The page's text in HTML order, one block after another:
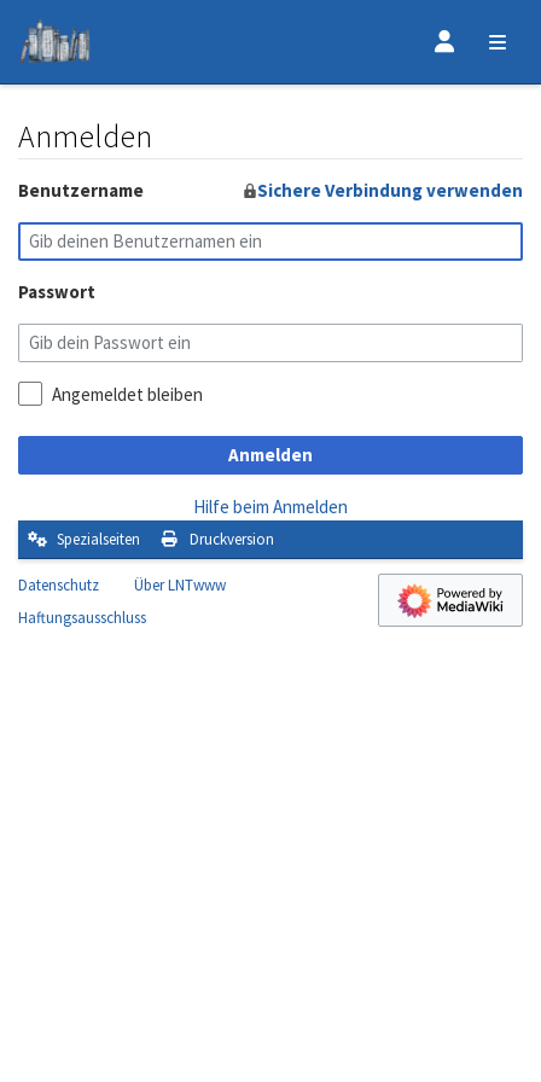
Anmelden
Wechseln zu:Navigation Suche
Benutzername Sichere Verbindung verwenden
Passwort
Angemeldet bleiben
Anmelden
Hilfe beim Anmelden
Spezialseiten Druckversion
Datenschutz
Über LNTwww
Haftungsausschluss